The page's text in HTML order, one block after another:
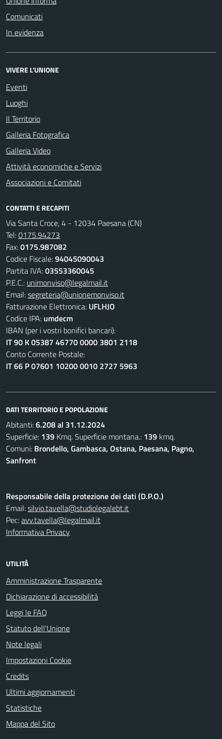
Comunicati
In evidenza
VIVERE L'UNIONE
Eventi
Luoghi
Il Territorio
Galleria Fotografica
Galleria Video
Attività economiche e Servizi
Associazioni e Comitati
CONTATTI E RECAPITI
Via Santa Croce, 4 - 12034 Paesana (CN)
Tel:0175.94273
Fax:0175.987082
Codice Fiscale:94045090043
Partita IVA:03553360045
P.E.C.: unimonviso@legalmail.it
Email:segreteria@unionemonviso.it
Fatturazione Elettronica: UFLHJO
Codice IPA: umdecm
IBAN (per i vostri bonifici bancari):
IT 90 K 05387 46770 0000 3801 2118
Conto Corrente Postale:
IT 66 P 07601 10200 0010 2727 5963
DATI TERRITORIO E POPOLAZIONE
Abitanti:6.208 al 31.12.2024
Superficie: 139 Kmq. Superficie montana.: 139 kmq.
Comuni: Brondello, Gambasca, Ostana, Paesana, Pagno,
Sanfront
Responsabile della protezione dei dati (D.P.O.)
Email:silvio.tavella@studiolegalebt.it
Pec:avv.tavella@legalmail.it
Informativa Privacy
UTILITÀ
Amministrazione Trasparente
Dichiarazione di accessibilità
Leggi le FAQ
Statuto dell'Unione
Note legali
Impostazioni Cookie
Credits
Ultimi aggiornamenti
Statistiche
Mappa del Sito